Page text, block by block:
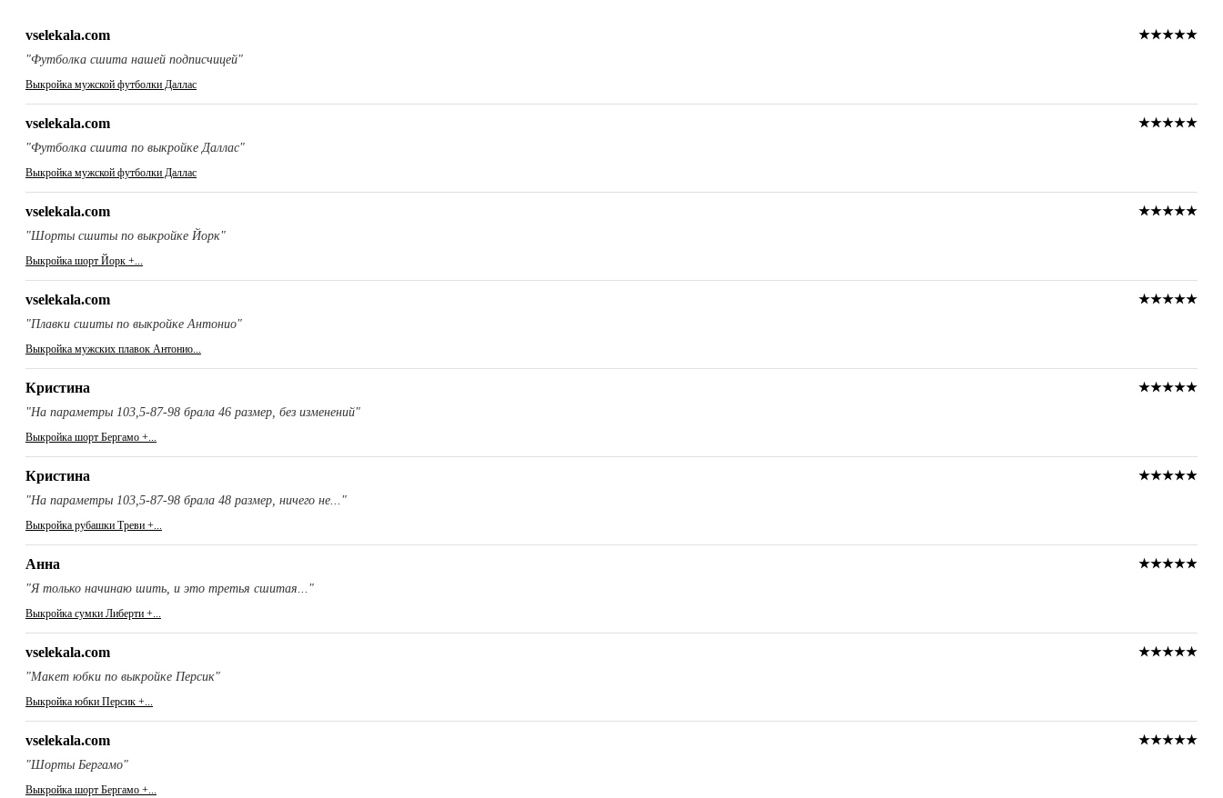
vselekala.com
★★★★★
"Футболка сшита нашей подписчицей"
Выкройка мужской футболки Даллас
vselekala.com
★★★★★
"Футболка сшита по выкройке Даллас"
Выкройка мужской футболки Даллас
vselekala.com
★★★★★
"Шорты сшиты по выкройке Йорк"
Выкройка шорт Йорк +...
vselekala.com
★★★★★
"Плавки сшиты по выкройке Антонио"
Выкройка мужских плавок Антонио...
Кристина
★★★★★
"На параметры 103,5-87-98 брала 46 размер, без изменений"
Выкройка шорт Бергамо +...
Кристина
★★★★★
"На параметры 103,5-87-98 брала 48 размер, ничего не..."
Выкройка рубашки Треви +...
Анна
★★★★★
"Я только начинаю шить, и это третья сшитая..."
Выкройка сумки Либерти +...
vselekala.com
★★★★★
"Макет юбки по выкройке Персик"
Выкройка юбки Персик +...
vselekala.com
★★★★★
"Шорты Бергамо"
Выкройка шорт Бергамо +...